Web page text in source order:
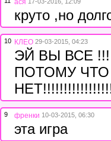
ася
круто ,но
10 КЛЕО 29-03-2015, 04:23
ЭЙ ВЫ ВСЕ
ПОТОМУ
9 френки 10-03-2015, 06:30
эта игра